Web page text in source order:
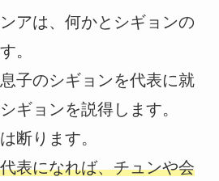
アは、何かとシギョンの
。
子のシギョンを代表に就
ギョンを説得します。
断ります。
表になれば、チュンや会